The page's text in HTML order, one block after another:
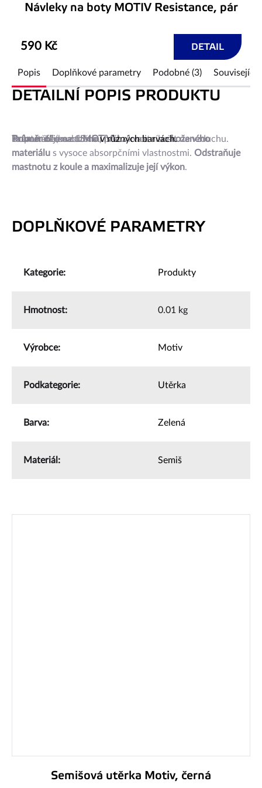
Návleky na boty MOTIV Resistance, pár
590 Kč DETAIL
Popis Doplňkové parametry Podobné (3) Související
DETAILNÍ POPIS PRODUKTU
Kulatá utěrka odMOTIVUz kvalitníhokoženého
materiálu s vysoce absorpčními vlastnostmi. Odstraňuje
mastnotu z koule a maximalizuje její výkon.
Doporučujeme utěrku prát v ruce a sušit na vzduchu.
Průměr 6"(cca 15 cm).
Tuto utěrku nabízímev různých barvách.
DOPLŇKOVÉ PARAMETRY
Kategorie: Produkty
Hmotnost: 0.01 kg
Výrobce: Motiv
Podkategorie: Utěrka
Barva: Zelená
Materiál : Semiš
Semišová utěrka Motiv, černá